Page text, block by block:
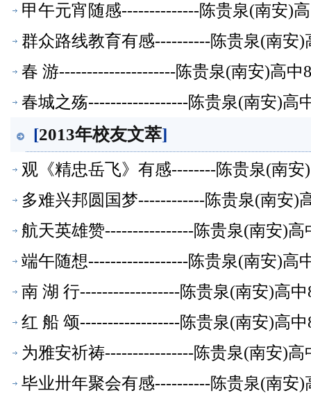
甲午元宵随感--------------陈贵泉(南安)
群众路线教育有感----------陈贵泉(南安)
春 游---------------------陈贵泉(南安)高中
春城之殇------------------陈贵泉(南安)高
[2013年校友文萃]
观《精忠岳飞》有感--------陈贵泉(南安
多难兴邦圆国梦------------陈贵泉(南安)
航天英雄赞----------------陈贵泉(南安)高
端午随想------------------陈贵泉(南安)高
南 湖 行------------------陈贵泉(南安)高
红 船 颂------------------陈贵泉(南安)高
为雅安祈祷----------------陈贵泉(南安)高
毕业卅年聚会有感----------陈贵泉(南安)